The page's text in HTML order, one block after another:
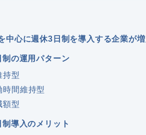
中心に週休3日制を導入する企業が
制の運用パターン
持型
時間維持型
額型
導入のメリット